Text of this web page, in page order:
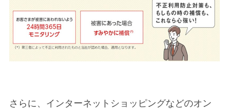
さらに、インターネットショッピングなどのオン